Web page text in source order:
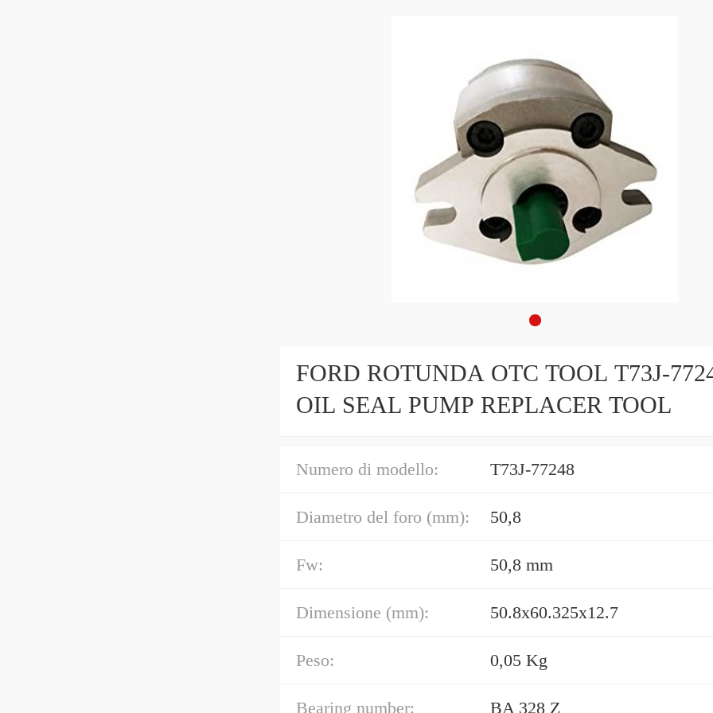
FORD ROTUNDA OTC TOOL T73J-
OIL SEAL PUMP REPLACER TOOL
Numero di modello: T73J-77248
Diametro del foro (mm): 50,8
Fw: 50,8 mm
Dimensione (mm): 50.8x60.325x12.7
Peso: 0,05 Kg
Bearing number: BA 328 Z